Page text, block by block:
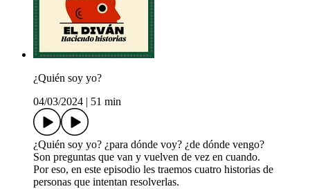
¿Quién soy yo?
04/03/2024
51 min
¿Quién soy yo? ¿para dónde voy? ¿de dónde vengo?
Son preguntas que van y vuelven de vez en cuando.
Por eso, en este episodio les traemos cuatro historias de
personas que intentan resolverlas.